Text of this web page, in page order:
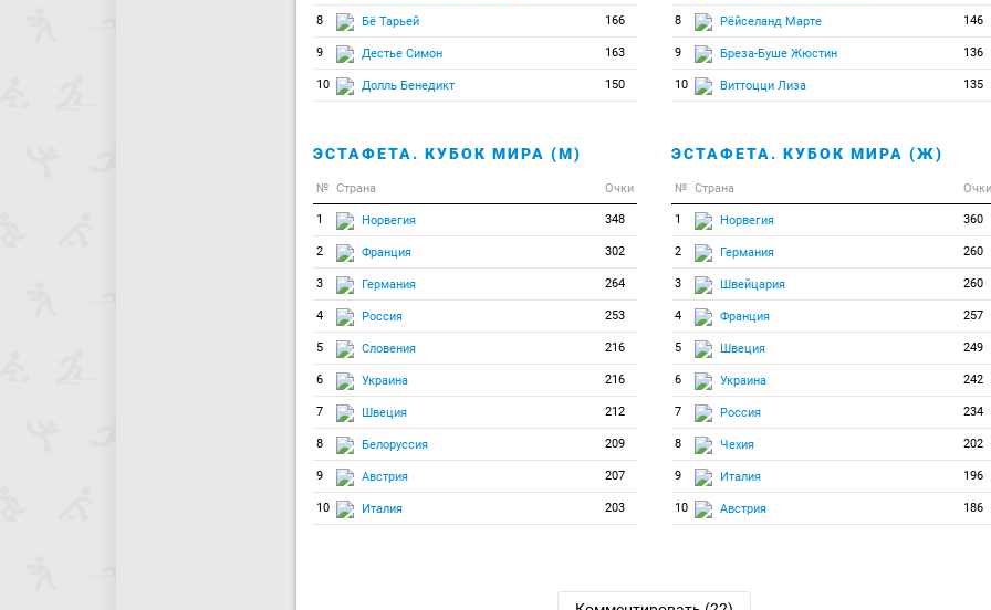
8 Бё Тарьей 166
9 Дестье Симон 163
10 Долль Бенедикт 150
ЭСТАФЕТА. КУБОК МИРА (М)
№ Страна Очки
1 Норвегия 348
2 Франция 302
3 Германия 264
4 Россия 253
5 Словения 216
6 Украина 216
7 Швеция 212
8 Белоруссия 209
9 Австрия 207
10 Италия 203
8 Рёйселанд Марте 146
9 Бреза-Буше Жюстин 136
10 Виттоцци Лиза 135
ЭСТАФЕТА. КУБОК МИРА (Ж)
№ Страна Очки
1 Норвегия 360
2 Германия 260
3 Швейцария 260
4 Франция 257
5 Швеция 249
6 Украина 242
7 Россия 234
8 Чехия 202
9 Италия 196
10 Австрия 186